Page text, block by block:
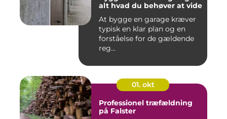
alt hvad du behøver at vide
At bygge en garage kræver
typisk en klar plan og en
forståelse for de gældende
reg...
01. okt
Professionel træfældning
på Falster